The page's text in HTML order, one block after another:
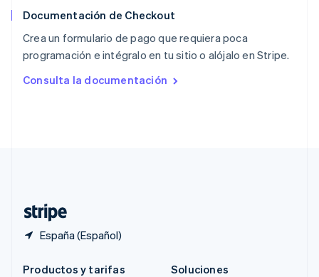
Documentación de Checkout
Crea un formulario de pago que requiera poca
programación e intégralo en tu sitio o alójalo en Stripe.
Consulta la documentación
España (Español)
Reino Unido
República Checa
English
English
Productos y tarifas
Soluciones